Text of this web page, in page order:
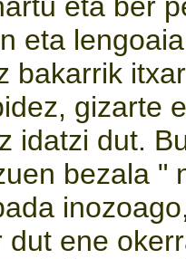
eta
bakarrik
gizarte
idatzi dut.
bezala "
ene